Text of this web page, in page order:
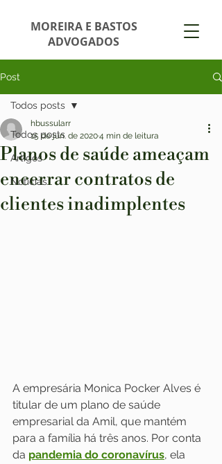
MOREIRA E BASTOS
ADVOGADOS
Post
Todos posts
Artigos
Notícias
Todos posts
Planos de saúde ameaçam
encerrar contratos de
clientes inadimplentes
hbussularr
15 de jun. de 20204 min de leitura
A empresária Monica Pocker Alves é
titular de um plano de saúde
empresarial da Amil, que mantém
para a família há três anos. Por conta
da pandemia do coronavírus, ela